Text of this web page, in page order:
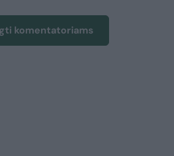
komentatoriams